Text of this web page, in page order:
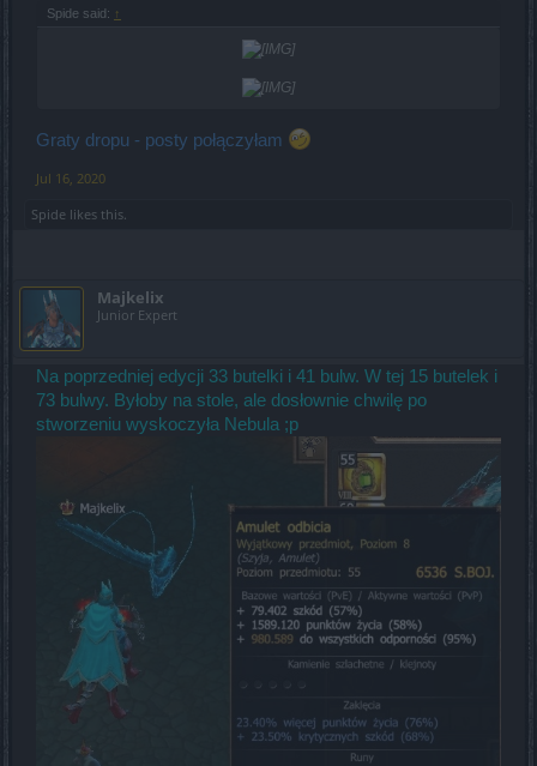
Spide said: ↑
Graty dropu - posty połączyłam
Jul 16, 2020
Spide likes this.
Majkelix
Junior Expert
Na poprzedniej edycji 33 butelki i 41 bulw. W tej 15 butelek i
73 bulwy. Byłoby na stole, ale dosłownie chwilę po
stworzeniu wyskoczyła Nebula ;p